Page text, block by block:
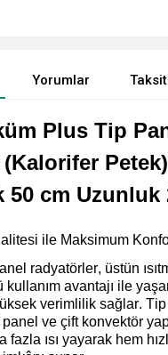
Yorumlar
Plus Tip
Petek)
50 cm Uzunluk
ile Maksimum
radyatörler, üstün
kullanım avantajı ile
verimlilik sağlar.
ve çift konvektör
ısı yayarak hem